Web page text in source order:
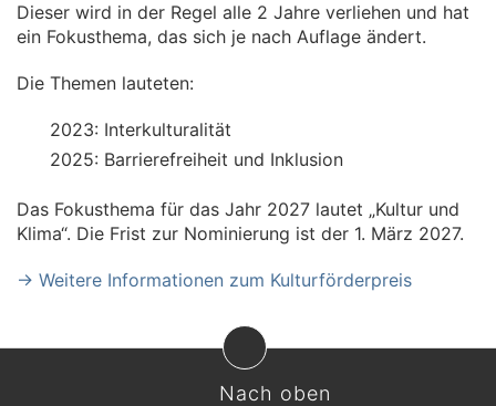
Dieser wird in der Regel alle 2 Jahre verliehen und hat
ein Fokusthema, das sich je nach Auflage ändert.
Die Themen lauteten:
2023: Interkulturalität
2025: Barrierefreiheit und Inklusion
Das Fokusthema für das Jahr 2027 lautet „Kultur und
Klima“. Die Frist zur Nominierung ist der 1. März 2027.
→ Weitere Informationen zum Kulturförderpreis
Nach oben